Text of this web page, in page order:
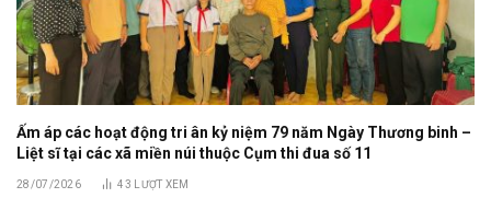
Ấm áp các hoạt động tri ân kỷ niệm 79 năm Ngày Thương binh –
Liệt sĩ tại các xã miền núi thuộc Cụm thi đua số 11
28/07/2026 43 LƯỢT XEM